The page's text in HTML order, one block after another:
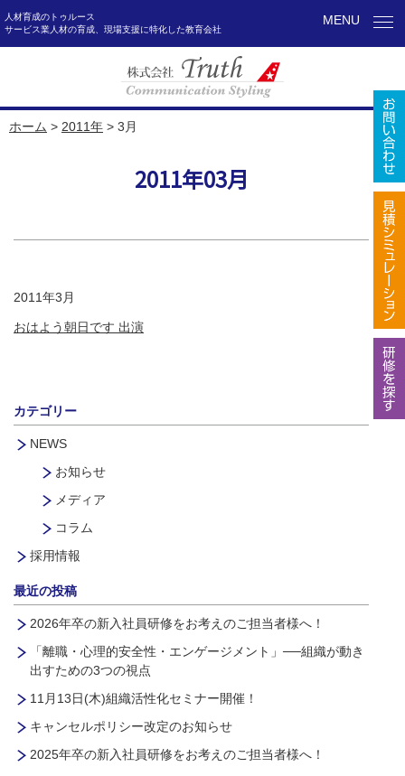
人材育成のトゥルース
サービス業人材の育成、現場支援に特化した教育会社
MENU
ホーム > 2011年 > 3月
2011年03月
2011年3月
おはよう朝日です 出演
カテゴリー
NEWS
お知らせ
メディア
コラム
採用情報
最近の投稿
2026年卒の新入社員研修をお考えのご担当者様へ！
「離職・心理的安全性・エンゲージメント」──組織が動き
出すための3つの視点
11月13日(木)組織活性化セミナー開催！
キャンセルポリシー改定のお知らせ
2025年卒の新入社員研修をお考えのご担当者様へ！